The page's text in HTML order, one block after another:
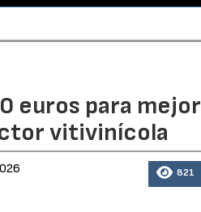
euros para
vitivinícola
821